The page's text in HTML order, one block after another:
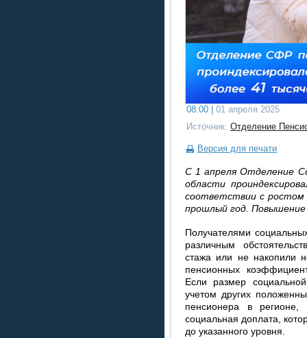
08:00 |
01 апреля 2025
Источник: Отделение
Версия для печати
С 1 апреля Отделение
области
соответствии с ростом
прошлый год. Повышение
Получателями
различным
стажа или не накопили
пенсионных
Если размер
учетом других
пенсионера в
социальная доплата,
до указанного уровня.